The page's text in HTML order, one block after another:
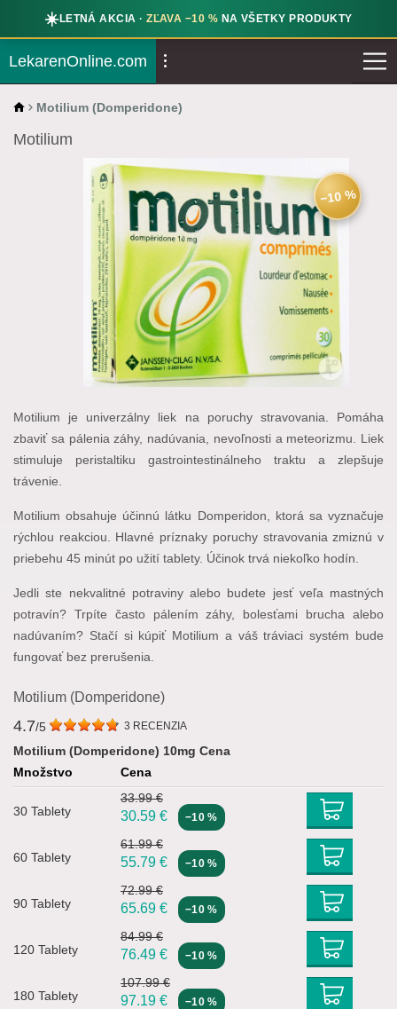
☀️LETNÁ AKCIA ·ZĽAVA −10 % NA VŠETKY PRODUKTY
LekarenOnline.com
Motilium (Domperidone)
Motilium
−10 %
Motilium je univerzálny liek na poruchy stravovania. Pomáha
zbaviť sa pálenia záhy, nadúvania, nevoľnosti a meteorizmu. Liek
stimuluje peristaltiku gastrointestinálneho traktu a zlepšuje
trávenie.
Motilium obsahuje účinnú látku Domperidon, ktorá sa vyznačuje
rýchlou reakciou. Hlavné príznaky poruchy stravovania zmiznú v
priebehu 45 minút po užití tablety. Účinok trvá niekoľko hodín.
Jedli ste nekvalitné potraviny alebo budete jesť veľa mastných
potravín? Trpíte často pálením záhy, bolesťami brucha alebo
nadúvaním? Stačí si kúpiť Motilium a váš tráviaci systém bude
fungovať bez prerušenia.
Motilium (Domperidone)
4.7/5 3 RECENZIA
Motilium (Domperidone) 10mg Cena
Množstvo
Cena
30 Tablety
33.99 €
30.59 € −10 %
60 Tablety
61.99 €
55.79 € −10 %
90 Tablety
72.99 €
65.69 € −10 %
120 Tablety
84.99 €
76.49 € −10 %
180 Tablety
107.99 €
97.19 € −10 %